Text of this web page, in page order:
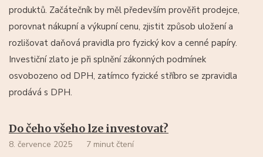
produktů. Začátečník by měl především prověřit prodejce,
porovnat nákupní a výkupní cenu, zjistit způsob uložení a
rozlišovat daňová pravidla pro fyzický kov a cenné papíry.
Investiční zlato je při splnění zákonných podmínek
osvobozeno od DPH, zatímco fyzické stříbro se zpravidla
prodává s DPH.
Do čeho všeho lze investovat?
8. července 2025 7 minut čtení